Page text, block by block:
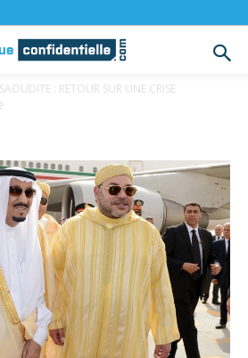
: RETOUR SUR UNE CRISE